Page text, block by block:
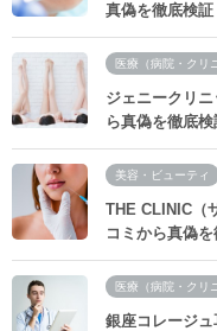
真偽を徹底検証
医療（病院・クリ
ジェニークリ
ら真偽を徹底検
美容・ビューティ
THE CLINIC（
コミから真偽を
医療（病院・クリ
銀座コレージ